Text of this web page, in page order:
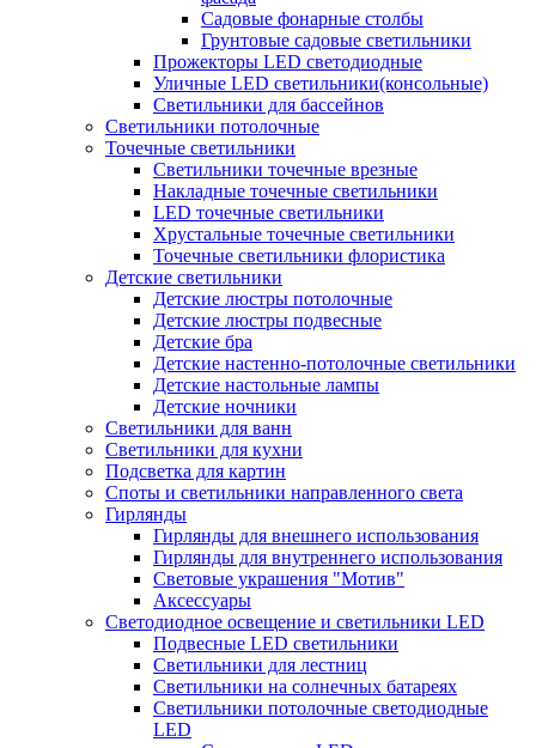
Садовые фонарные столбы
Грунтовые садовые светильники
Прожекторы LED светодиодные
Уличные LED светильники(консольные)
Светильники для бассейнов
Светильники потолочные
Точечные светильники
Светильники точечные врезные
Накладные точечные светильники
LED точечные светильники
Хрустальные точечные светильники
Точечные светильники флористика
Детские светильники
Детские люстры потолочные
Детские люстры подвесные
Детские бра
Детские настенно-потолочные светильники
Детские настольные лампы
Детские ночники
Светильники для ванн
Светильники для кухни
Подсветка для картин
Споты и светильники направленного света
Гирлянды
Гирлянды для внешнего использования
Гирлянды для внутреннего использования
Световые украшения "Мотив"
Аксессуары
Светодиодное освещение и светильники LED
Подвесные LED светильники
Светильники для лестниц
Светильники на солнечных батареях
Светильники потолочные светодиодные
LED